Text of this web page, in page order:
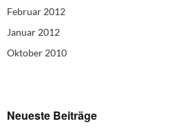
Februar 2012
Januar 2012
Oktober 2010
Neueste Beiträge